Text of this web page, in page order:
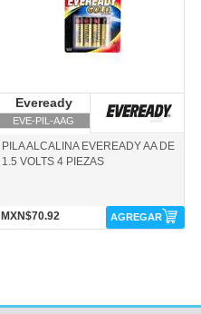
Eveready
EVE-PIL-AAG
PILA ALCALINA EVEREADY AA DE
1.5 VOLTS 4 PIEZAS
MXN$70.92 AGREGAR